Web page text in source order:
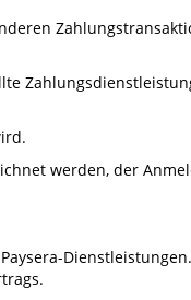
werden, der